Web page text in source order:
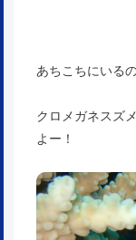
あちこちにいる
クロメガネスズ
よー！